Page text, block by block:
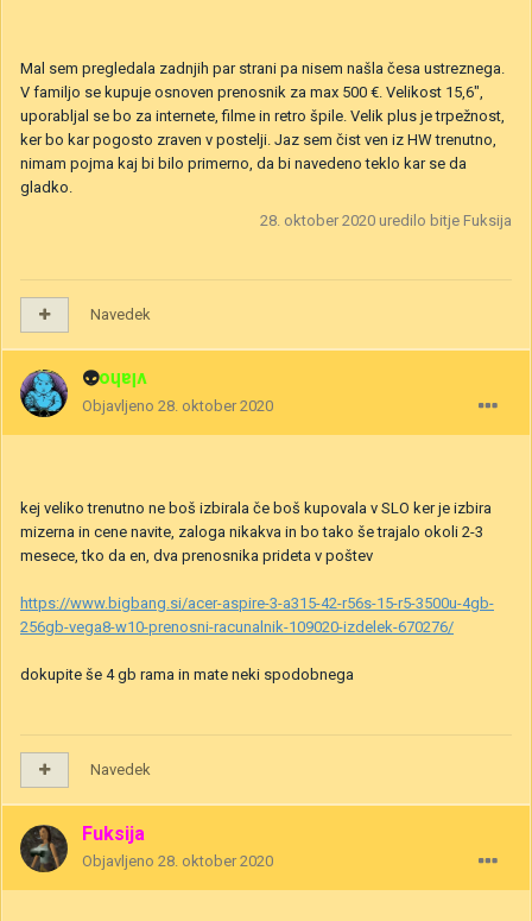
Mal sem pregledala zadnjih par strani pa nisem našla česa ustreznega.
V familjo se kupuje osnoven prenosnik za max 500 €. Velikost 15,6",
uporabljal se bo za internete, filme in retro špile. Velik plus je trpežnost,
ker bo kar pogosto zraven v postelji. Jaz sem čist ven iz HW trenutno,
nimam pojma kaj bi bilo primerno, da bi navedeno teklo kar se da
gladko.
28. oktober 2020 uredilo bitje Fuksija
Navedek
👽vlaho
Objavljeno 28. oktober 2020
kej veliko trenutno ne boš izbirala če boš kupovala v SLO ker je izbira
mizerna in cene navite, zaloga nikakva in bo tako še trajalo okoli 2-3
mesece, tko da en, dva prenosnika prideta v poštev
https://www.bigbang.si/acer-aspire-3-a315-42-r56s-15-r5-3500u-4gb-
256gb-vega8-w10-prenosni-racunalnik-109020-izdelek-670276/
dokupite še 4 gb rama in mate neki spodobnega
Navedek
Fuksija
Objavljeno 28. oktober 2020